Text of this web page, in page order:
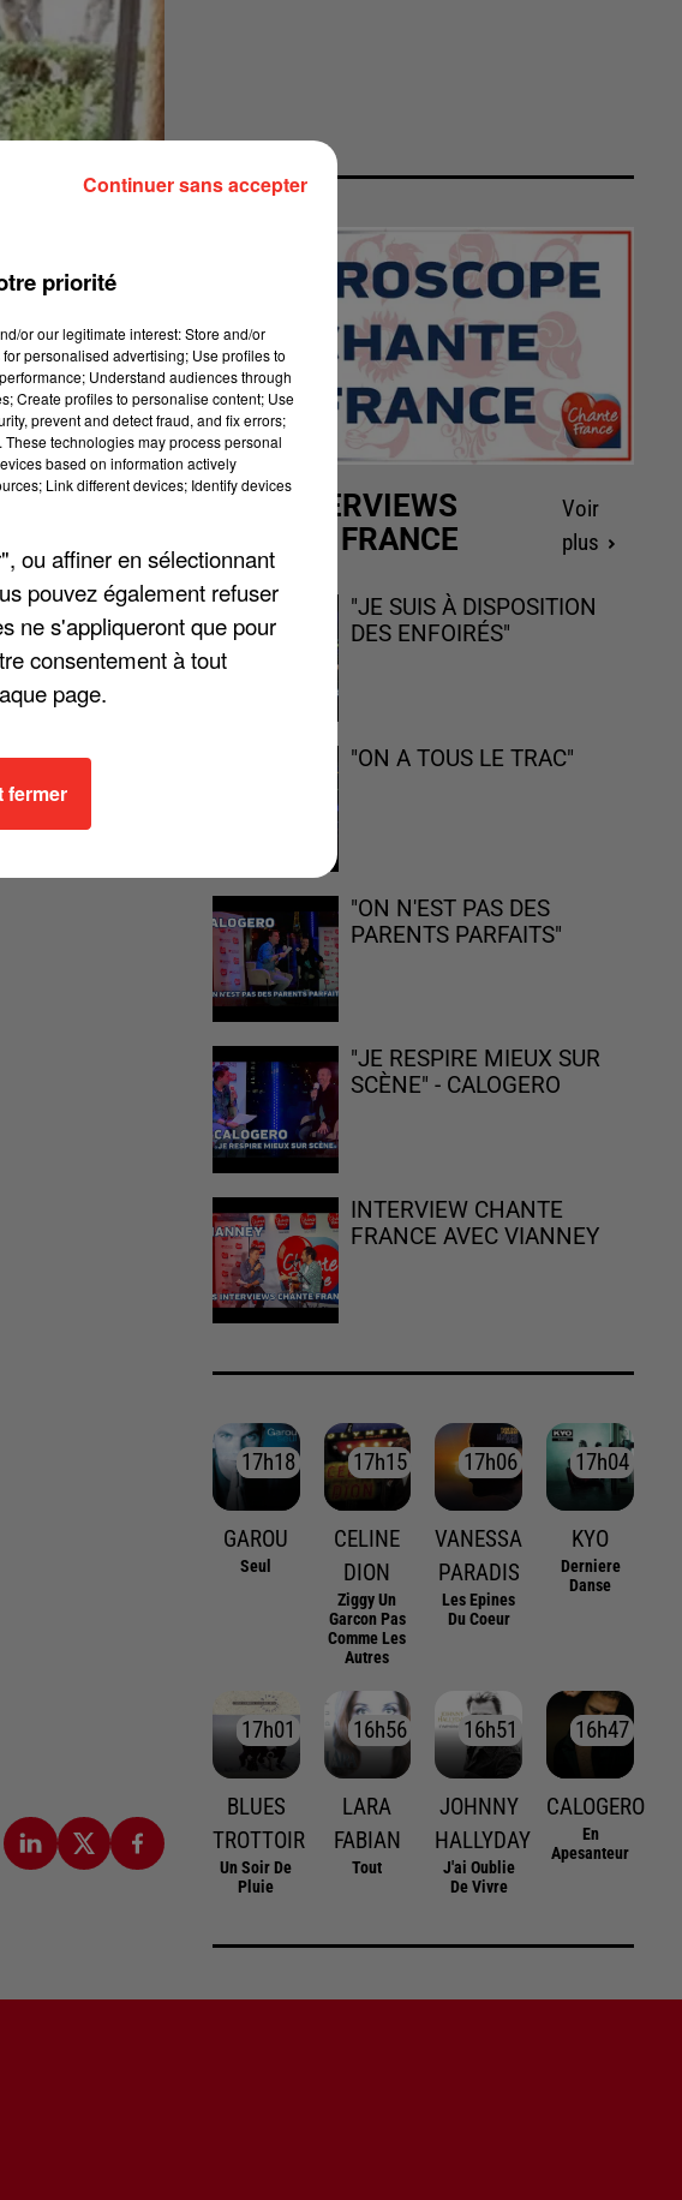
active sur le
On y
Maurane
LES INTERVIEWS
CHANTE FRANCE
Voir
plus
"JE SUIS À DISPOSITION
DES ENFOIRÉS"
"ON A TOUS LE TRAC"
"ON N'EST PAS DES
PARENTS PARFAITS"
"JE RESPIRE MIEUX SUR
SCÈNE" - CALOGERO
INTERVIEW CHANTE
FRANCE AVEC VIANNEY
17h18
17h18
GAROU
Seul
17h15
17h15
CELINE
DION
Ziggy Un
Garcon Pas
Comme Les
Autres
17h06
17h06
VANESSA
PARADIS
Les Epines
Du Coeur
17h04
17h04
KYO
Derniere
Danse
17h01
17h01
BLUES
TROTTOIR
Un Soir De
Pluie
16h56
16h56
LARA
FABIAN
Tout
16h51
16h51
JOHNNY
HALLYDAY
J'ai Oublie
De Vivre
16h47
16h47
CALOGERO
En
Apesanteur
priorité
or our legitimate interest: Store and/or
personalised advertising; Use profiles to
Understand audiences through
Create profiles to personalise content; Use
prevent and detect fraud, and fix errors;
technologies may process personal
based on information actively
Link different devices; Identify devices
ou affiner en sélectionnant
pouvez également refuser
ne s'appliqueront que pour
consentement à tout
page.
fermer
Continuer sans accepter